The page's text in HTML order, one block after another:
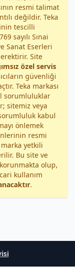
resmi talimat
değildir. Teka
tescilli
sayılı Sınai
Sanat Eserleri
Site
özel servis
güvenliği
Teka markası
sorumluluklar
sitemiz veya
kabul
önlemek
resmi
yetkili
Bu site ve
olup,
kullanım
.